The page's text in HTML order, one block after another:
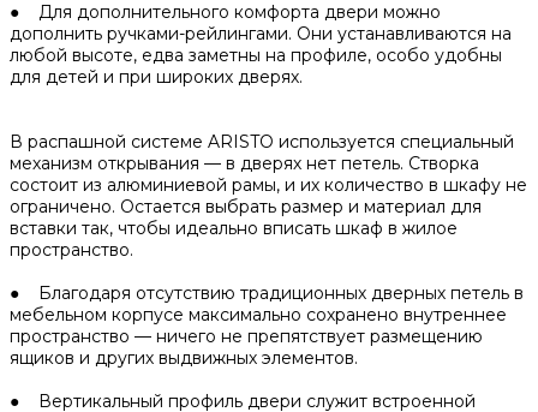
● Для дополнительного комфорта двери можно
дополнить ручками-рейлингами. Они устанавливаются на
любой высоте, едва заметны на профиле, особо удобны
для детей и при широких дверях.
В распашной системе ARISTO используется специальный
механизм открывания — в дверях нет петель. Створка
состоит из алюминиевой рамы, и их количество в шкафу не
ограничено. Остается выбрать размер и материал для
вставки так, чтобы идеально вписать шкаф в жилое
пространство.
● Благодаря отсутствию традиционных дверных петель в
мебельном корпусе максимально сохранено внутреннее
пространство — ничего не препятствует размещению
ящиков и других выдвижных элементов.
● Вертикальный профиль двери служит встроенной